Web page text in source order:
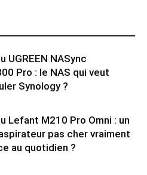
UGREEN NASync
Pro : le NAS qui veut
Synology ?
Lefant M210 Pro Omni : un
pas cher vraiment
au quotidien ?